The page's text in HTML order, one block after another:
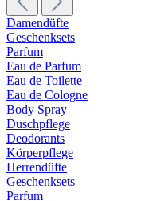
Damendüfte
Geschenksets
Parfum
Eau de Parfum
Eau de Toilette
Eau de Cologne
Body Spray
Duschpflege
Deodorants
Körperpflege
Herrendüfte
Geschenksets
Parfum